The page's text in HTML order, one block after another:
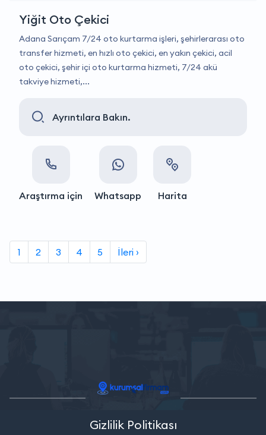
Yiğit Oto Çekici
Adana Sarıçam 7/24 oto kurtarma işleri, şehirlerarası oto
transfer hizmeti, en hızlı oto çekici, en yakın çekici, acil
oto çekici, şehir içi oto kurtarma hizmeti, 7/24 akü
takviye hizmeti,...
Ayrıntılara Bakın.
Araştırma için Whatsapp Harita
1 2 3 4 5 İleri ›
Gizlilik Politikası